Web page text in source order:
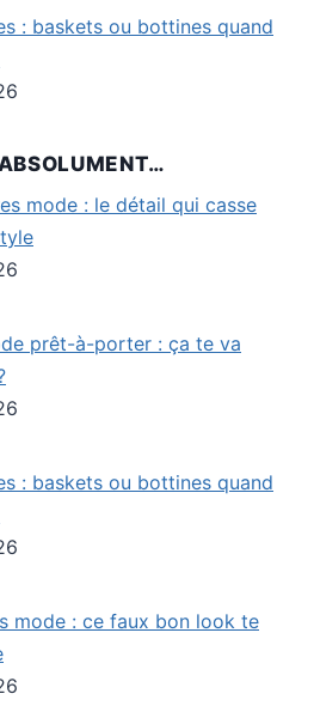
: baskets ou bottines quand
mode : le détail qui casse
prêt-à-porter : ça te va
: baskets ou bottines quand
mode : ce faux bon look te